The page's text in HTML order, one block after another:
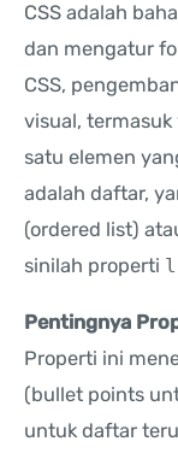
CSS adalah
dan mengatur
CSS,
visual, termasuk
satu elemen
adalah daftar,
(ordered list)
sinilah properti
Pentingnya
Properti ini
(bullet points
untuk daftar